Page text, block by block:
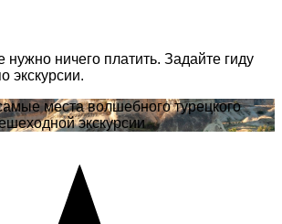
нужно ничего платить. Задайте гиду
экскурсии.
места волшебного турецкого
экскурсии